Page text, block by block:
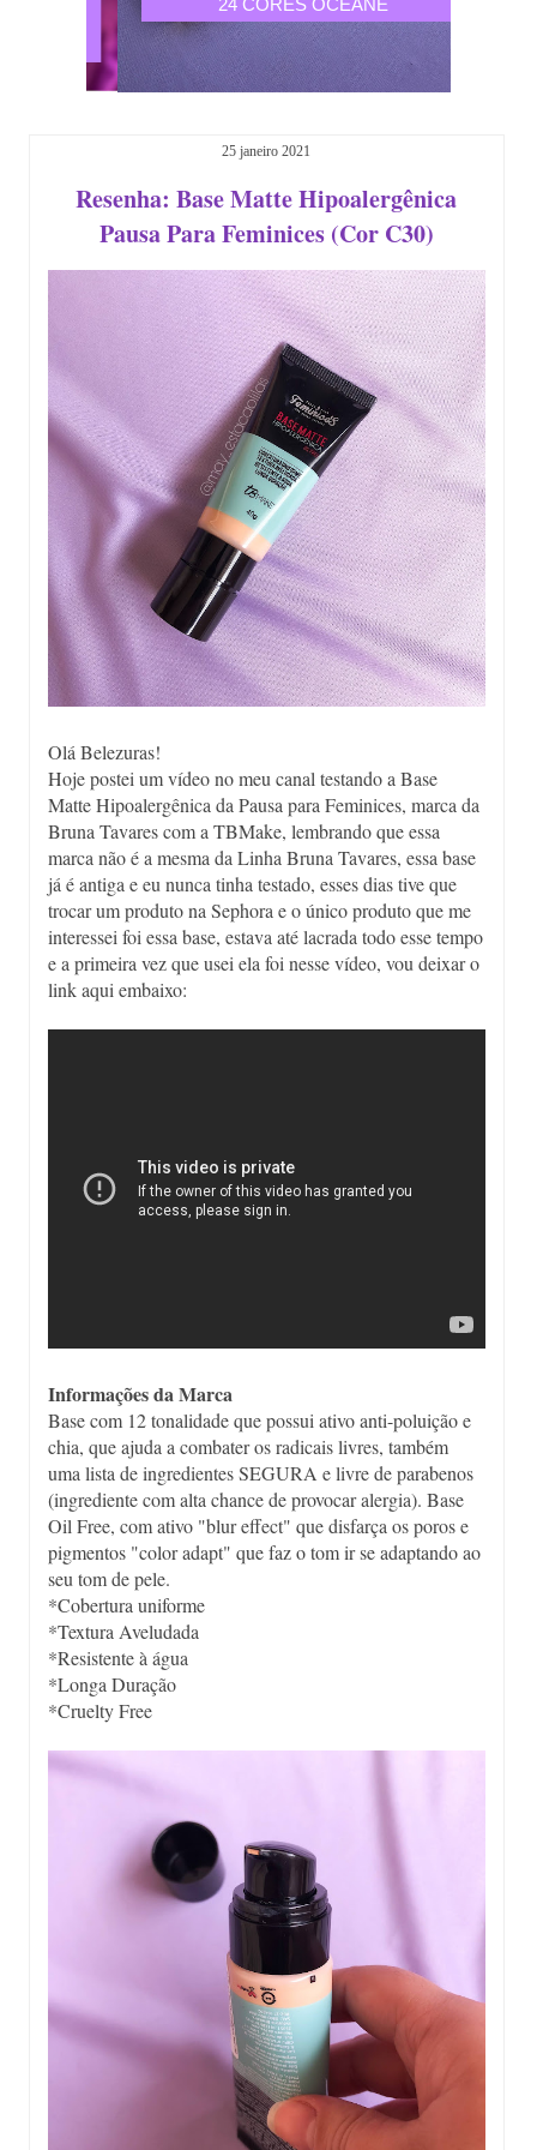
25 janeiro 2021
Resenha: Base Matte Hipoalergênica
Pausa Para Feminices (Cor C30)
Olá Belezuras!
Hoje postei um vídeo no meu canal testando a Base
Matte Hipoalergênica da Pausa para Feminices, marca da
Bruna Tavares com a TBMake, lembrando que essa
marca não é a mesma da Linha Bruna Tavares, essa base
já é antiga e eu nunca tinha testado, esses dias tive que
trocar um produto na Sephora e o único produto que me
interessei foi essa base, estava até lacrada todo esse tempo
e a primeira vez que usei ela foi nesse vídeo, vou deixar o
link aqui embaixo:
Informações da Marca
Base com 12 tonalidade que possui ativo anti-poluição e
chia, que ajuda a combater os radicais livres, também
uma lista de ingredientes SEGURA e livre de parabenos
(ingrediente com alta chance de provocar alergia). Base
Oil Free, com ativo "blur effect" que disfarça os poros e
pigmentos "color adapt" que faz o tom ir se adaptando ao
seu tom de pele.
*Cobertura uniforme
*Textura Aveludada
*Resistente à água
*Longa Duração
*Cruelty Free